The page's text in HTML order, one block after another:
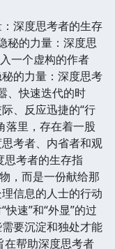
深度思考者的生存
秘的力量：深度思
一个虚构的作者
的力量：深度思考
、快速迭代的时
、反应迅捷的“行
落里，存在着一股
考者、内省者和观
思考者的生存指
，而是一份献给那
信息的人士的行动
速”和“外显”的过
要沉淀和独处才能
在帮助深度思考者